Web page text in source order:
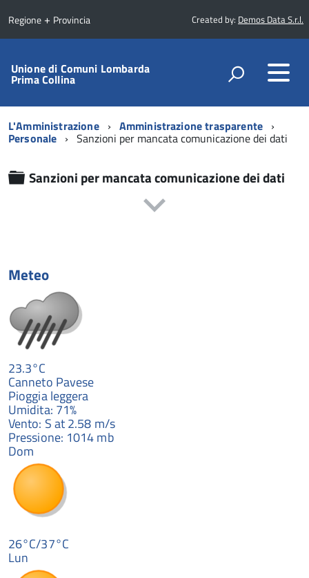
Regione + Provincia Created by: Demos Data S.r.l.
Unione di Comuni Lombarda
Prima Collina
L'Amministrazione Amministrazione trasparente
Personale Sanzioni per mancata comunicazione dei dati
Cartella
Sanzioni per mancata comunicazione dei dati
Meteo
23.3°C
Canneto Pavese
Pioggia leggera
Umidita: 71%
Vento: S at 2.58 m/s
Pressione: 1014 mb
Dom
26°C/37°C
Lun